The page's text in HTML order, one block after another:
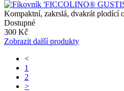
Kompaktní, zakrslá, dvakrát
Dostupné
300 Kč
Zobrazit další produkty
<
1
2
>